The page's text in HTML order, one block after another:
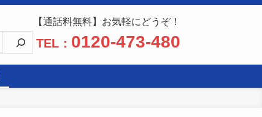
【通話料無料】お気軽にどうぞ！
TEL： 0120-473-480